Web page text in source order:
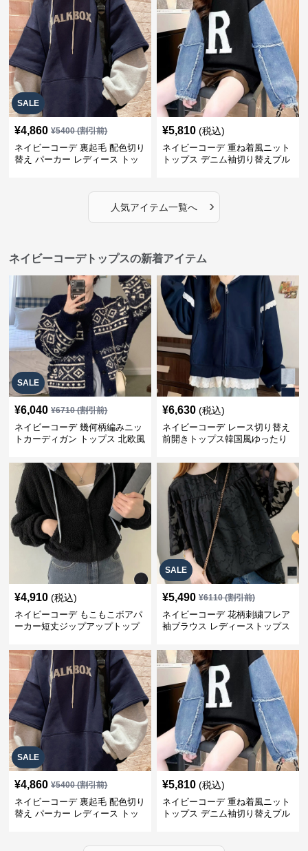
SALE
¥4,860 ¥5400(割引前)
ネイビーコーデ 裏起毛 配色切り
替え パーカー レディース トッ
¥5,810 (税込)
ネイビーコーデ 重ね着風ニット
トップス デニム袖切り替えプル
人気アイテム一覧へ ›
ネイビーコーデトップスの新着アイテム
SALE
¥6,040 ¥6710(割引前)
ネイビーコーデ 幾何柄編みニッ
トカーディガン トップス 北欧風
¥6,630 (税込)
ネイビーコーデ レース切り替え
前開きトップス韓国風ゆったり
¥4,910 (税込)
ネイビーコーデ もこもこボアパ
ーカー短丈ジップアップトップ
SALE
¥5,490 ¥6110(割引前)
ネイビーコーデ 花柄刺繍フレア
袖ブラウス レディーストップス
SALE
¥4,860 ¥5400(割引前)
ネイビーコーデ 裏起毛 配色切り
替え パーカー レディース トッ
¥5,810 (税込)
ネイビーコーデ 重ね着風ニット
トップス デニム袖切り替えプル